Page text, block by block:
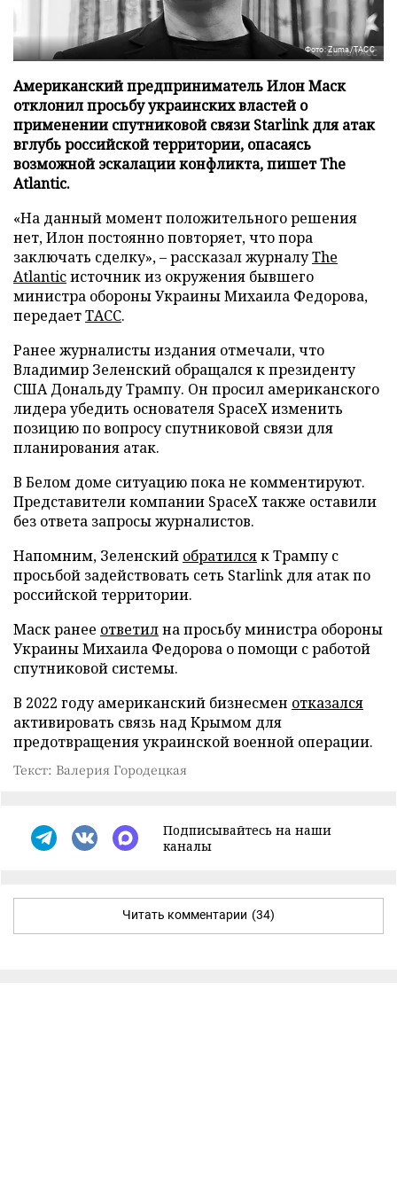
Фото: Zuma/ТАСС
Американский предприниматель Илон Маск
отклонил просьбу украинских властей о
применении спутниковой связи Starlink для атак
вглубь российской территории, опасаясь
возможной эскалации конфликта, пишет The
Atlantic.
«На данный момент положительного решения
нет, Илон постоянно повторяет, что пора
заключать сделку», – рассказал журналуThe
Atlanticисточник из окружения бывшего
министра обороны Украины Михаила Федорова,
передаетТАСС.
Ранее журналисты издания отмечали, что
Владимир Зеленский обращался к президенту
США Дональду Трампу. Он просил американского
лидера убедить основателя SpaceX изменить
позицию по вопросу спутниковой связи для
планирования атак.
В Белом доме ситуацию пока не комментируют.
Представители компании SpaceX также оставили
без ответа запросы журналистов.
Напомним, Зеленский обратилсяк Трампу с
просьбой задействовать сеть Starlink для атак по
российской территории.
Маск ранее ответилна просьбу министра обороны
Украины Михаила Федорова о помощи с работой
спутниковой системы.
В 2022 году американский бизнесмен отказался
активировать связь над Крымом для
предотвращения украинской военной операции.
Текст: Валерия Городецкая
Подписывайтесь на наши
каналы
Читать комментарии (34)